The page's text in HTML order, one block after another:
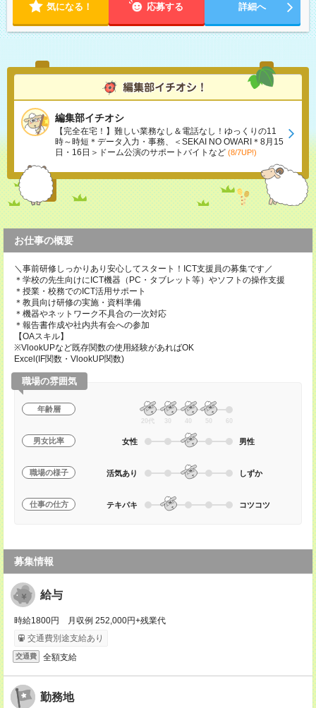
気になる！ 応募する 詳細へ
編集部イチオシ
【完全在宅！】難しい業務なし＆電話なし！ゆっくりの11
時～時短＊データ入力・事務、＜SEKAI NO OWARI＊8月15
日・16日＞ドーム公演のサポートバイトなど (8/7UP!)
お仕事の概要
＼事前研修しっかりあり安心してスタート！ICT支援員の募集です／
＊学校の先生向けにICT機器（PC・タブレット等）やソフトの操作支援
＊授業・校務でのICT活用サポート
＊教員向け研修の実施・資料準備
＊機器やネットワーク不具合の一次対応
＊報告書作成や社内共有会への参加
【OAスキル】
※VlookUPなど既存関数の使用経験があればOK
Excel(IF関数・VlookUP関数)
職場の雰囲気
年齢層
20代 30 40 50 60
男女比率 女性 男性
職場の様子 活気あり しずか
仕事の仕方 テキパキ コツコツ
募集情報
給与
時給1800円 月収例 252,000円+残業代
交通費別途支給あり
交通費 全額支給
勤務地